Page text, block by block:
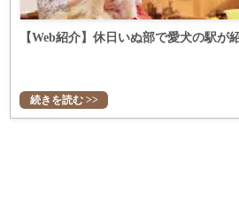
【Web紹介】休日いぬ部で愛犬の駅が
続きを読む >>